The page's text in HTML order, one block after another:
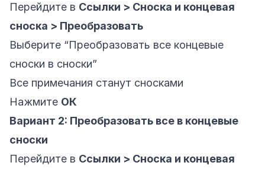
Перейдите в Ссылки > Сноска и концевая
сноска > Преобразовать
Выберите “Преобразовать все концевые
сноски в сноски”
Все примечания станут сносками
Нажмите ОК
Вариант 2: Преобразовать все в концевые
сноски
Перейдите в Ссылки > Сноска и концевая